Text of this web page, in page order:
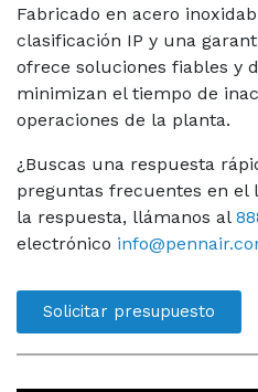
Fabricado en acero
clasificación IP y una
ofrece soluciones fiables y
minimizan el tiempo de
operaciones de la planta.
¿Buscas una respuesta
preguntas frecuentes en el
la respuesta, llámanos al
electrónico
Solicitar presupuesto